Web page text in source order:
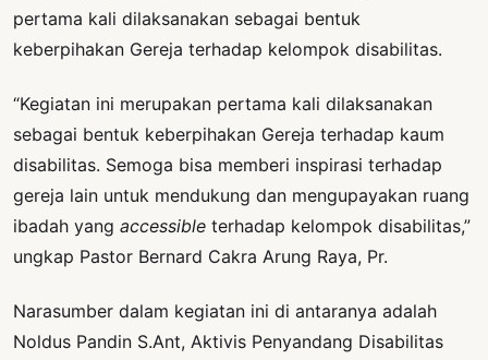
pertama kali dilaksanakan sebagai bentuk
keberpihakan Gereja terhadap kelompok disabilitas.
“Kegiatan ini merupakan pertama kali dilaksanakan
sebagai bentuk keberpihakan Gereja terhadap kaum
disabilitas. Semoga bisa memberi inspirasi terhadap
gereja lain untuk mendukung dan mengupayakan ruang
ibadah yang accessible terhadap kelompok disabilitas,”
ungkap Pastor Bernard Cakra Arung Raya, Pr.
Narasumber dalam kegiatan ini di antaranya adalah
Noldus Pandin S.Ant, Aktivis Penyandang Disabilitas